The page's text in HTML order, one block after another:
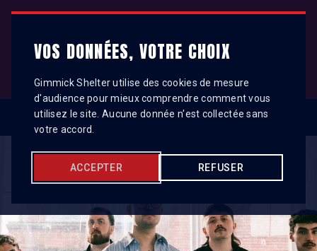
VOS DONNÉES, VOTRE CHOIX
Gimmick Shelter utilise des cookies de mesure
d'audience pour mieux comprendre comment vous
utilisez le site. Aucune donnée n'est collectée sans
votre accord.
ACCEPTER REFUSER
HOME